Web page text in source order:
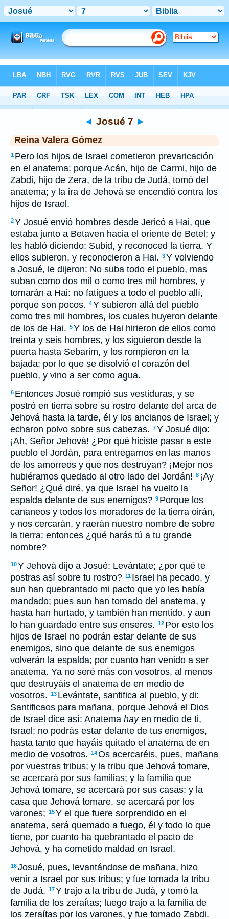
>RVG> Josué 7
◄ Josué 7 ►
Reina Valera Gómez
1 Pero los hijos de Israel cometieron prevaricación
en el anatema: porque Acán, hijo de Carmi, hijo de
Zabdi, hijo de Zera, de la tribu de Judá, tomó del
anatema; y la ira de Jehová se encendió contra los
hijos de Israel.
2Y Josué envió hombres desde Jericó a Hai, que
estaba junto a Betaven hacia el oriente de Betel; y
les habló diciendo: Subid, y reconoced la tierra. Y
ellos subieron, y reconocieron a Hai. 3Y volviendo
a Josué, le dijeron: No suba todo el pueblo, mas
suban como dos mil o como tres mil hombres, y
tomarán a Hai: no fatigues a todo el pueblo allí,
porque son pocos. 4Y subieron allá del pueblo
como tres mil hombres, los cuales huyeron delante
de los de Hai. 5Y los de Hai hirieron de ellos como
treinta y seis hombres, y los siguieron desde la
puerta hasta Sebarim, y los rompieron en la
bajada: por lo que se disolvió el corazón del
pueblo, y vino a ser como agua.
6 Entonces Josué rompió sus vestiduras, y se
postró en tierra sobre su rostro delante del arca de
Jehová hasta la tarde, él y los ancianos de Israel; y
echaron polvo sobre sus cabezas. 7Y Josué dijo:
¡Ah, Señor Jehová! ¿Por qué hiciste pasar a este
pueblo el Jordán, para entregarnos en las manos
de los amorreos y que nos destruyan? ¡Mejor nos
hubiéramos quedado al otro lado del Jordán! 8 ¡Ay
Señor! ¿Qué diré, ya que Israel ha vuelto la
espalda delante de sus enemigos? 9 Porque los
cananeos y todos los moradores de la tierra oirán,
y nos cercarán, y raerán nuestro nombre de sobre
la tierra: entonces ¿qué harás tú a tu grande
nombre?
10Y Jehová dijo a Josué: Levántate; ¿por qué te
postras así sobre tu rostro? 11 Israel ha pecado, y
aun han quebrantado mi pacto que yo les había
mandado; pues aun han tomado del anatema, y
hasta han hurtado, y también han mentido, y aun
lo han guardado entre sus enseres. 12 Por esto los
hijos de Israel no podrán estar delante de sus
enemigos, sino que delante de sus enemigos
volverán la espalda; por cuanto han venido a ser
anatema. Ya no seré más con vosotros, al menos
que destruyáis el anatema de en medio de
vosotros. 13 Levántate, santifica al pueblo, y di:
Santificaos para mañana, porque Jehová el Dios
de Israel dice así: Anatema hayen medio de ti,
Israel; no podrás estar delante de tus enemigos,
hasta tanto que hayáis quitado el anatema de en
medio de vosotros. 14Os acercaréis, pues, mañana
por vuestras tribus; y la tribu que Jehová tomare,
se acercará por sus familias; y la familia que
Jehová tomare, se acercará por sus casas; y la
casa que Jehová tomare, se acercará por los
varones; 15Y el que fuere sorprendido en el
anatema, será quemado a fuego, él y todo lo que
tiene, por cuanto ha quebrantado el pacto de
Jehová, y ha cometido maldad en Israel.
16Josué, pues, levantándose de mañana, hizo
venir a Israel por sus tribus; y fue tomada la tribu
de Judá. 17Y trajo a la tribu de Judá, y tomó la
familia de los zeraítas; luego trajo a la familia de
los zeraítas por los varones, y fue tomado Zabdi.